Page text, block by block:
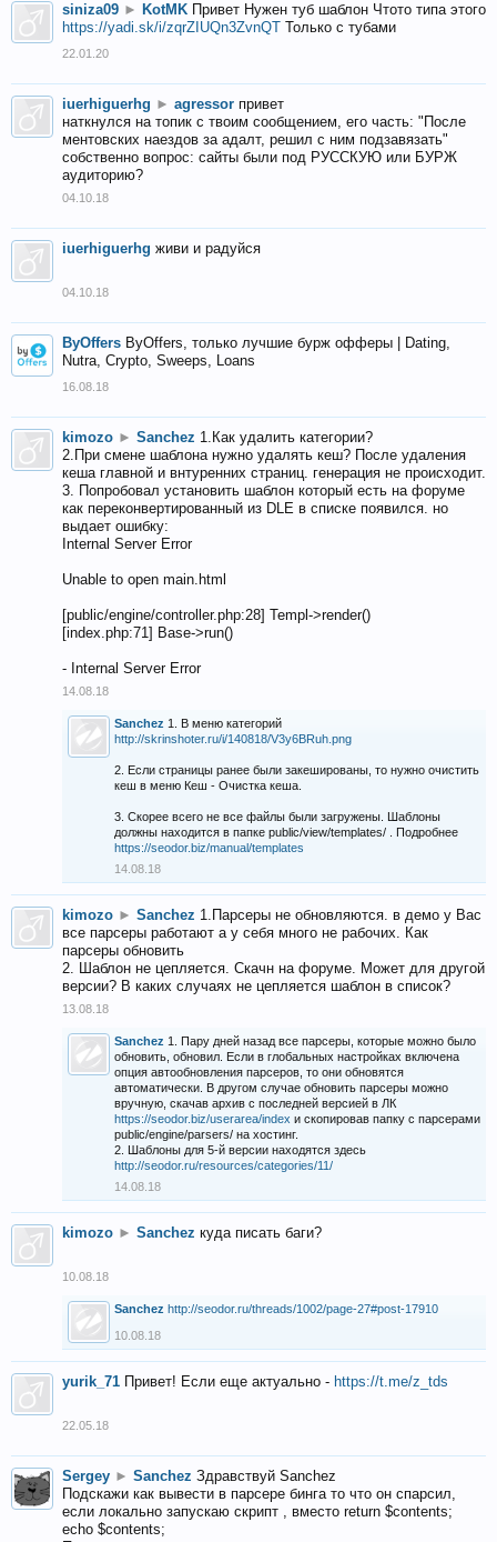
siniza09 ► KotMK Привет Нужен туб шаблон Чтото типа этого
https://yadi.sk/i/zqrZIUQn3ZvnQT Только с тубами
22.01.20
iuerhiguerhg ► agressor привет
наткнулся на топик с твоим сообщением, его часть: "После
ментовских наездов за адалт, решил с ним подзавязать"
собственно вопрос: сайты были под РУССКУЮ или БУРЖ
аудиторию?
04.10.18
iuerhiguerhg живи и радуйся
04.10.18
ByOffers ByOffers, только лучшие бурж офферы | Dating,
Nutra, Crypto, Sweeps, Loans
16.08.18
kimozo ► Sanchez 1.Как удалить категории?
2.При смене шаблона нужно удалять кеш? После удаления
кеша главной и внтуренних страниц. генерация не происходит.
3. Попробовал установить шаблон который есть на форуме
как переконвертированный из DLE в списке появился. но
выдает ошибку:
Internal Server Error
Unable to open main.html
[public/engine/controller.php:28] Templ->render()
[index.php:71] Base->run()
- Internal Server Error
14.08.18
Sanchez 1. В меню категорий
http://skrinshoter.ru/i/140818/V3y6BRuh.png
2. Если страницы ранее были закешированы, то нужно очистить
кеш в меню Кеш - Очистка кеша.
3. Скорее всего не все файлы были загружены. Шаблоны
должны находится в папке public/view/templates/ . Подробнее
https://seodor.biz/manual/templates
14.08.18
kimozo ► Sanchez 1.Парсеры не обновляются. в демо у Вас
все парсеры работают а у себя много не рабочих. Как
парсеры обновить
2. Шаблон не цепляется. Скачн на форуме. Может для другой
версии? В каких случаях не цепляется шаблон в список?
13.08.18
Sanchez 1. Пару дней назад все парсеры, которые можно было
обновить, обновил. Если в глобальных настройках включена
опция автообновления парсеров, то они обновятся
автоматически. В другом случае обновить парсеры можно
вручную, скачав архив с последней версией в ЛК
https://seodor.biz/userarea/index и скопировав папку с парсерами
public/engine/parsers/ на хостинг.
2. Шаблоны для 5-й версии находятся здесь
http://seodor.ru/resources/categories/11/
14.08.18
kimozo ► Sanchez куда писать баги?
10.08.18
Sanchez http://seodor.ru/threads/1002/page-27#post-17910
10.08.18
yurik_71 Привет! Если еще актуально - https://t.me/z_tds
22.05.18
Sergey ► Sanchez Здравствуй Sanchez
Подскажи как вывести в парсере бинга то что он спарсил,
если локально запускаю скрипт , вместо return $contents;
echo $contents;